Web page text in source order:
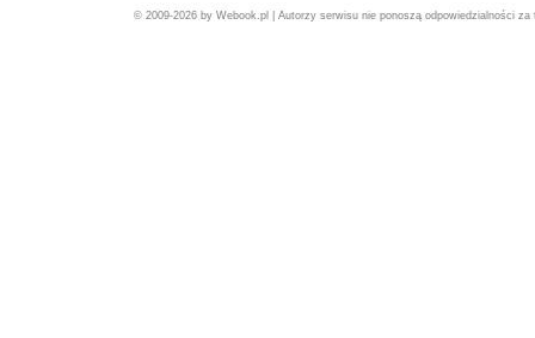
© 2009-2026 by Webook.pl | Autorzy serwisu nie ponoszą odpowiedzialności